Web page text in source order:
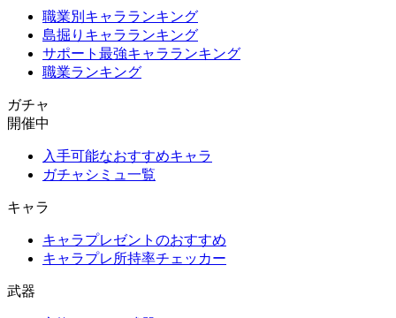
職業別キャラランキング
島掘りキャラランキング
サポート最強キャラランキング
職業ランキング
ガチャ
開催中
入手可能なおすすめキャラ
ガチャシミュ一覧
キャラ
キャラプレゼントのおすすめ
キャラプレ所持率チェッカー
武器